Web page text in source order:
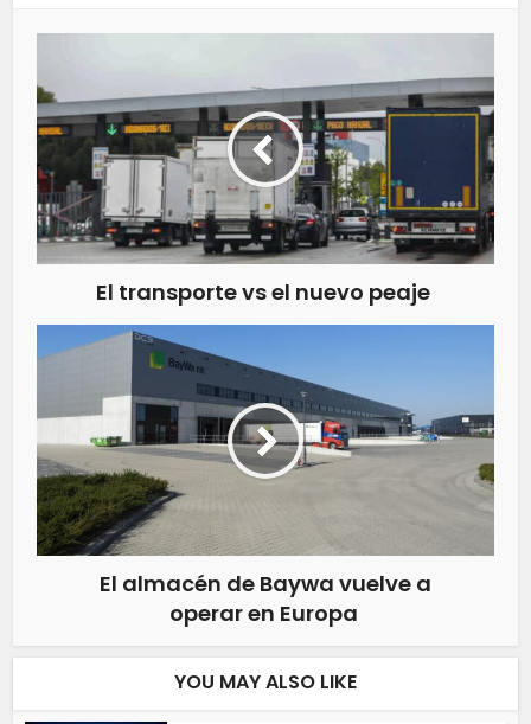
El transporte vs el nuevo peaje
El almacén de Baywa vuelve a
operar en Europa
YOU MAY ALSO LIKE